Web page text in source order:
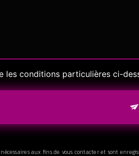
les conditions particulières ci-
aux fins de vous contacter et sont